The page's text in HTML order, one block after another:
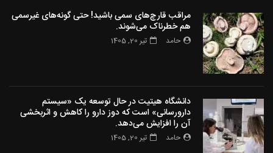
مراقب قارچ‌های سمی باشید! حتی گونه‌های غیرسمی
هم خطرناک می‌شوند.
حامد تیر 20, 1405
دانشگاه هیتیت در حال توسعه یک «سیستم
دارورسانی» است که دوز دارو را کاهش و اثربخشی
آن را افزایش می‌دهد.
حامد تیر 20, 1405